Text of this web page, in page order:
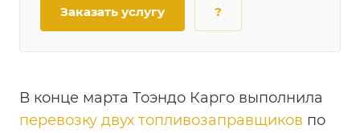
Заказать услугу ?
В конце марта Тоэндо Карго выполнила
перевозку двух топливозаправщиков по